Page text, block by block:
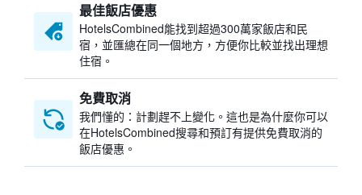
最佳飯店優惠
HotelsCombined​能找到超過300萬家飯店和民
宿，並匯總在同一個地方，方便你比較並找出理想
住宿。
免費取消
我們懂的：計劃趕不上變化。這也是為什麼你可以
在HotelsCombined搜尋和預訂有提供免費取消的
飯店優惠。